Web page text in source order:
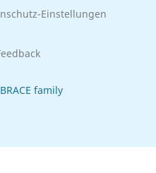
Einstellungen
family